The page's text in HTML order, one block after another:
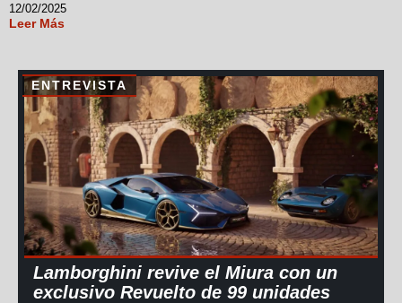
12/02/2025
Leer Más
ENTREVISTA
Lamborghini revive el Miura con un
exclusivo Revuelto de 99 unidades